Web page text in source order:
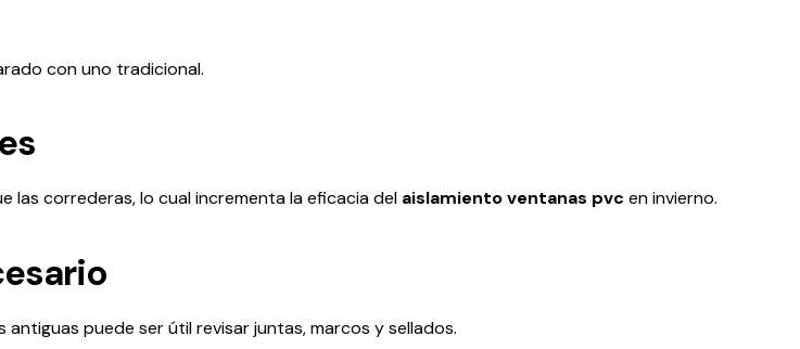
con uno tradicional.
las correderas, lo cual incrementa la eficacia del aislamiento ventanas pvc en invierno.
puede ser útil revisar juntas, marcos y sellados.